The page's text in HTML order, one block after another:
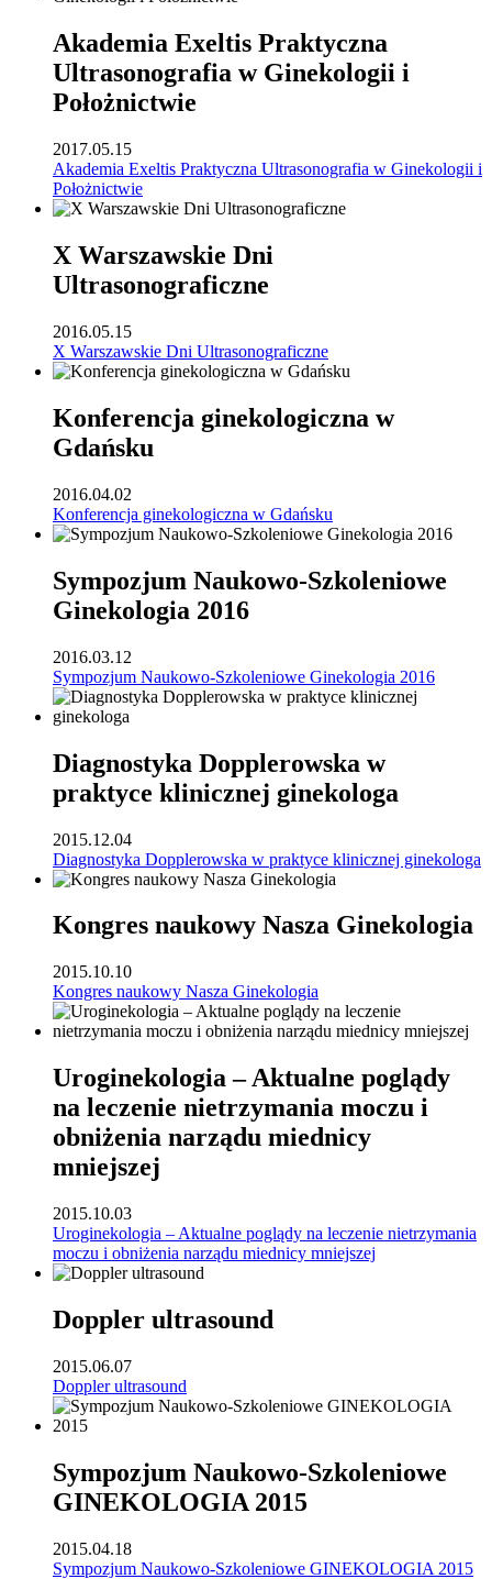
Akademia Exeltis Praktyczna
Ultrasonografia w Ginekologii i
Położnictwie
2017.05.15
Akademia Exeltis Praktyczna Ultrasonografia w Ginekologii i
Położnictwie
X Warszawskie Dni
Ultrasonograficzne
2016.05.15
X Warszawskie Dni Ultrasonograficzne
Konferencja ginekologiczna w
Gdańsku
2016.04.02
Konferencja ginekologiczna w Gdańsku
Sympozjum Naukowo-Szkoleniowe
Ginekologia 2016
2016.03.12
Sympozjum Naukowo-Szkoleniowe Ginekologia 2016
Diagnostyka Dopplerowska w
praktyce klinicznej ginekologa
2015.12.04
Diagnostyka Dopplerowska w praktyce klinicznej ginekologa
Kongres naukowy Nasza Ginekologia
2015.10.10
Kongres naukowy Nasza Ginekologia
Uroginekologia – Aktualne poglądy
na leczenie nietrzymania moczu i
obniżenia narządu miednicy
mniejszej
2015.10.03
Uroginekologia – Aktualne poglądy na leczenie nietrzymania
moczu i obniżenia narządu miednicy mniejszej
Doppler ultrasound
2015.06.07
Doppler ultrasound
Sympozjum Naukowo-Szkoleniowe
GINEKOLOGIA 2015
2015.04.18
Sympozjum Naukowo-Szkoleniowe GINEKOLOGIA 2015